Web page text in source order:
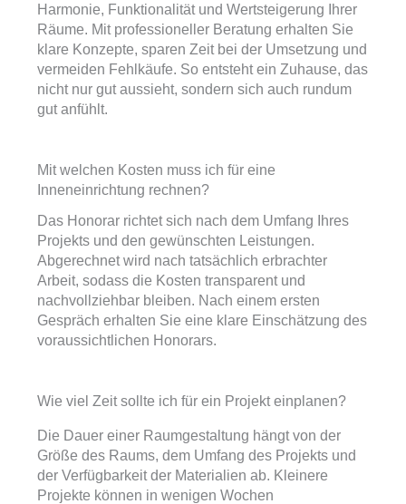
Harmonie, Funktionalität und Wertsteigerung Ihrer
Räume. Mit professioneller Beratung erhalten Sie
klare Konzepte, sparen Zeit bei der Umsetzung und
vermeiden Fehlkäufe. So entsteht ein Zuhause, das
nicht nur gut aussieht, sondern sich auch rundum
gut anfühlt.
Mit welchen Kosten muss ich für eine
Inneneinrichtung rechnen?
Das Honorar richtet sich nach dem Umfang Ihres
Projekts und den gewünschten Leistungen.
Abgerechnet wird nach tatsächlich erbrachter
Arbeit, sodass die Kosten transparent und
nachvollziehbar bleiben. Nach einem ersten
Gespräch erhalten Sie eine klare Einschätzung des
voraussichtlichen Honorars.
Wie viel Zeit sollte ich für ein Projekt einplanen?
Die Dauer einer Raumgestaltung hängt von der
Größe des Raums, dem Umfang des Projekts und
der Verfügbarkeit der Materialien ab. Kleinere
Projekte können in wenigen Wochen